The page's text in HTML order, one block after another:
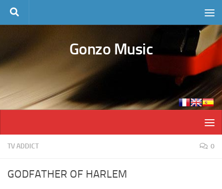
Skip to content
Gonzo Music
TV ADDICT 0
GODFATHER OF HARLEM